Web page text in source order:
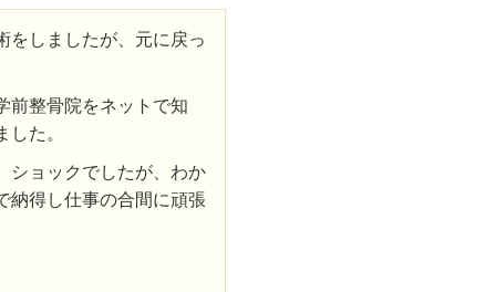
をしましたが、元に戻っ
前整骨院をネットで知
た。
ショックでしたが、わか
納得し仕事の合間に頑張